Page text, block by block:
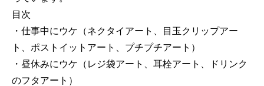
目次
・仕事中にウケ（ネクタイアート、目玉クリップアー
ト、ポストイットアート、プチプチアート）
・昼休みにウケ（レジ袋アート、耳栓アート、ドリンク
のフタアート）